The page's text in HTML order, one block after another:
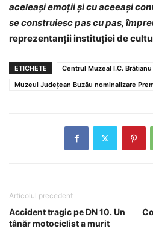
aceleași emoții și cu aceeași
se construiesc pas cu pas,
reprezentanții instituției de
ETICHETE
Centrul Muzeal I.C. Brătianu
Muzeul Județean Buzău nominalizare
Articolul precedent
Accident tragic pe DN 10. Un
tânăr motociclist a murit